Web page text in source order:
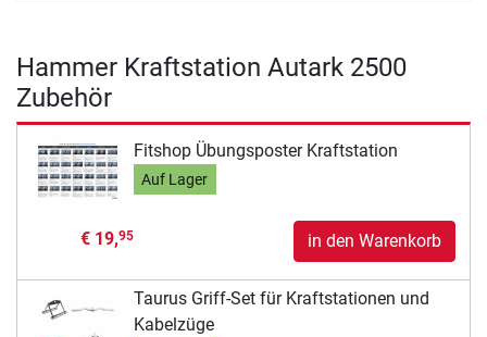
Hammer Kraftstation Autark 2500
Zubehör
Fitshop Übungsposter Kraftstation
Auf Lager
€ 19,95 in den Warenkorb
Taurus Griff-Set für Kraftstationen und
Kabelzüge